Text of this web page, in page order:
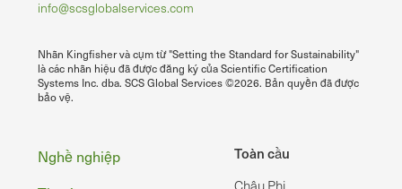
info@scsglobalservices.com
Nhãn Kingfisher và cụm từ "Setting the Standard for Sustainability"
là các nhãn hiệu đã được đăng ký của Scientific Certification
Systems Inc. dba. SCS Global Services ©2026. Bản quyền đã được
bảo vệ.
Toàn cầu
Chân
Nghề nghiệp